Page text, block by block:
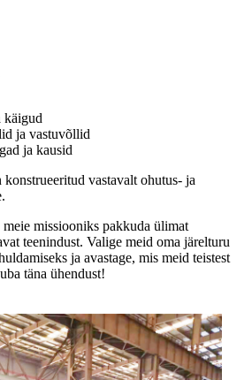
käigud
ja vastuvõllid
ja kausid
vastavalt ohutus- ja
missiooniks pakkuda ülimat
teenindust. Valige meid oma järelturu
ja avastage, mis meid teistest
täna ühendust!